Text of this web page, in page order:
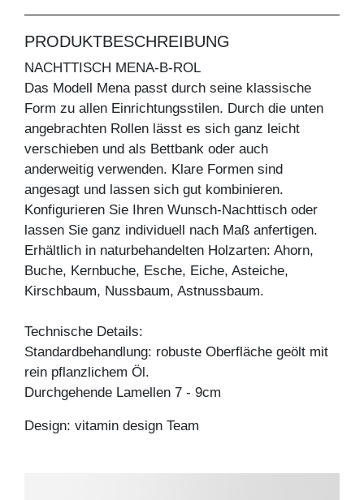
PRODUKTBESCHREIBUNG
NACHTTISCH MENA-B-ROL
Das Modell Mena passt durch seine klassische
Form zu allen Einrichtungsstilen. Durch die unten
angebrachten Rollen lässt es sich ganz leicht
verschieben und als Bettbank oder auch
anderweitig verwenden. Klare Formen sind
angesagt und lassen sich gut kombinieren.
Konfigurieren Sie Ihren Wunsch-Nachttisch oder
lassen Sie ganz individuell nach Maß anfertigen.
Erhältlich in naturbehandelten Holzarten: Ahorn,
Buche, Kernbuche, Esche, Eiche, Asteiche,
Kirschbaum, Nussbaum, Astnussbaum.
Technische Details:
Standardbehandlung: robuste Oberfläche geölt mit
rein pflanzlichem Öl.
Durchgehende Lamellen 7 - 9cm
Design: vitamin design Team